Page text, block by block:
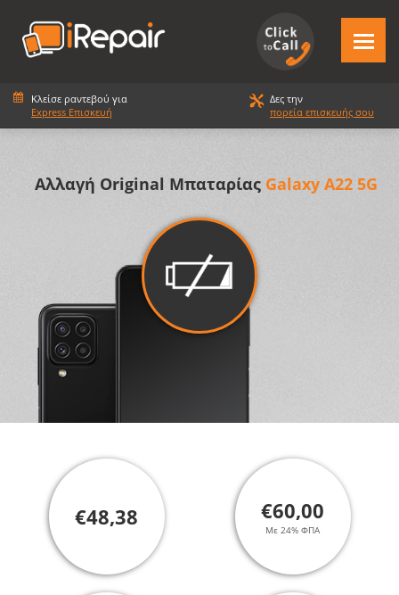
Κλείσε ραντεβού για
Express Επισκευή
Δες την
πορεία επισκευής σου
Αλλαγή Original Μπαταρίας Galaxy A22 5G
€48,38 €60,00
Με 24% ΦΠΑ